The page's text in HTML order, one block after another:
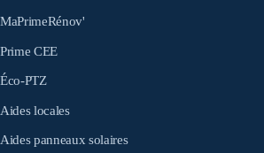
MaPrimeRénov'
Prime CEE
Éco-PTZ
Aides locales
Aides panneaux solaires